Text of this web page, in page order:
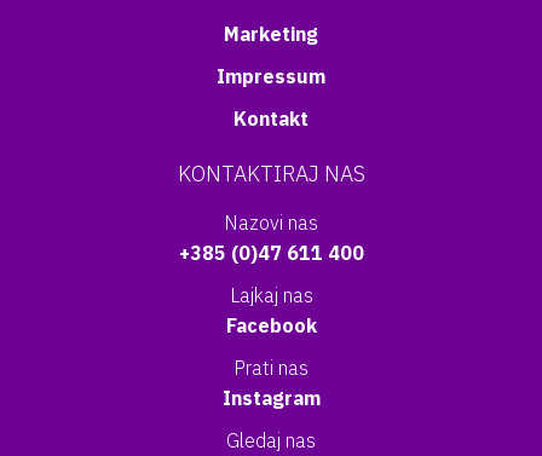
Marketing
Impressum
Kontakt
KONTAKTIRAJ NAS
Nazovi nas
+385 (0)47 611 400
Lajkaj nas
Facebook
Prati nas
Instagram
Gledaj nas